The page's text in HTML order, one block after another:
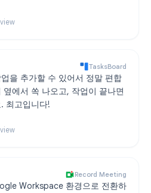
TasksBoard
을 추가할 수 있어서 정말 편합
에서 쏙 나오고, 작업이 끝나면
최고입니다!
Record Meeting
Workspace 환경으로 전환하